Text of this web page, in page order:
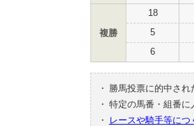
複勝
18
5
6
・
勝馬投票に的中さ
・ 特定の馬番・組番に
・
レースや騎手等につ